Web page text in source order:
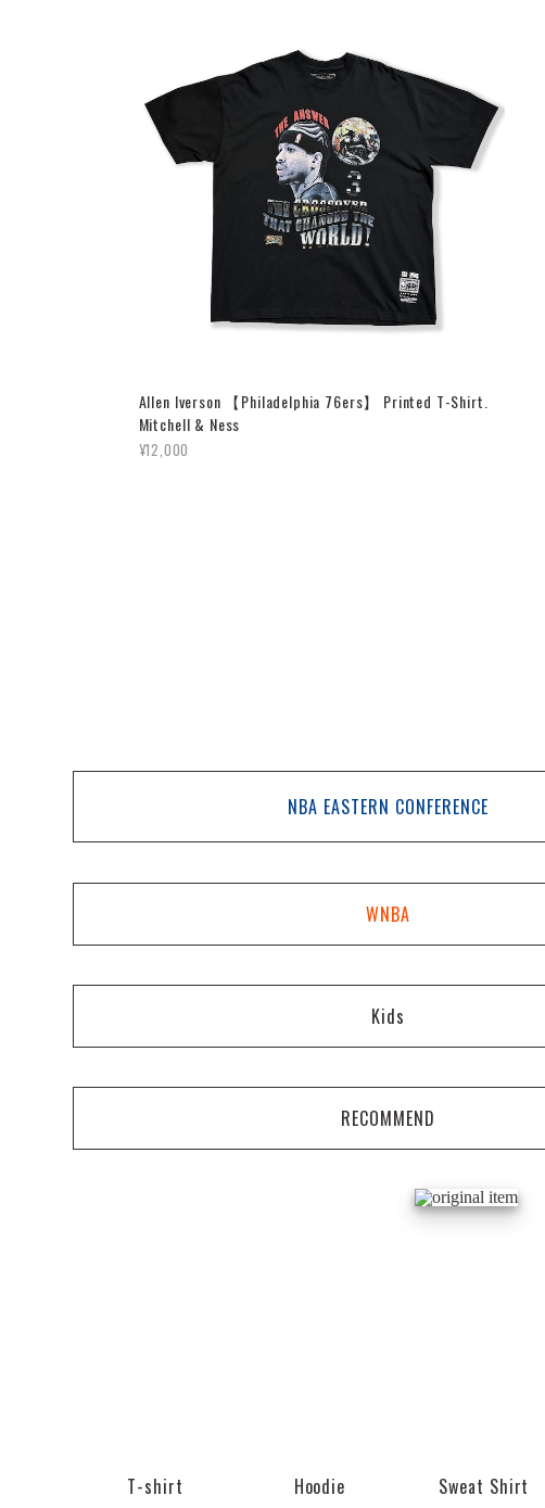
Allen Iverson 【Philadelphia 76ers】 Printed T-Shirt.
Mitchell & Ness
¥12,000
NBA EASTERN CONFERENCE
WNBA
Kids
RECOMMEND
T-shirt Hoodie Sweat Shirt